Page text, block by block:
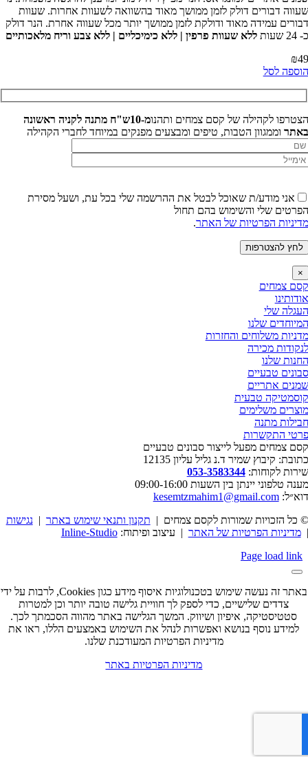
דבורים דולק לזמן ממושך מאוד בהשוואה לשעוות אחרות. שעוות
עמידה מאוד ודולקת לזמן ממושך יותר מכל שעווה אחרת. הנר דולק
ללא שעוות פרפין | ללא כימיכליים | ללא צבע וריח מלאכותיים
₪
לסל
לקהילה של קסם צמחים ותהנו
מ-10ש"ח מתנה לקניה ראשונה
וממגוון הטבות, טיפים ומבצעים מפנקים במיוחד לחברי הקהילה
אני מודע/ת שאוכל לבטל את ההרשמה שלי בכל עת,ושעל מסירת
שלי והשימוש בהם תחול
הפרטיות של האתר.
צמחים
שלי
שלנו
משלוחים והחזרות
מכירה
שלנו
טבעיים
אתריים
טבעית
משלימים
מתנה
התקשרות
צמחים מפעל לייצור סבונים טבעיים
קיבוץ שמיר ד.נ גליל עליון 12135
לקוחות:053-3583344
טלפוני יינתן בין השעות 09:00-16:00
kesemtzmahim1@gmail.com
הזכויות שמורות לקסם צמחים | תקנון ותנאי שימוש באתר| נגישות
מדיניות הפרטיות של האתר| עיצוב ופיתוח:Inline-Studio
Page load link
באתר זה נעשה שימוש בטכנולוגיות איסוף מידע כגון Cookies, לרבות על ידי
צדדים שלישיים, כדי לספק לך חוויית גלישה טובה יותר וכן למטרות
סטטיסטיקה, איפיון ושיווק. המשך הגלישה באתר מהווה הסכמתך לכך.
למידע נוסף בנושא ואפשרות לנהל את השימוש באמצעים הללו, ראו את
מדיניות הפרטיות המעודכנת שלנו.
מדיניות הפרטיות באתר